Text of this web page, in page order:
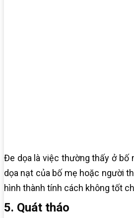
Đe dọa là việc thường thấy ở bố
dọa nạt của bố mẹ hoặc người
hình thành tính cách không tốt
5. Quát tháo